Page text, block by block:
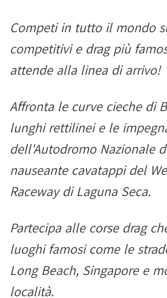
Competi in tutto il mondo
competitivi e drag più
attende alla linea di arrivo!
Affronta le curve cieche di
lunghi rettilinei e le
dell'Autodromo Nazionale
nauseante cavatappi del
Raceway di Laguna Seca.
Partecipa alle corse drag
luoghi famosi come le
Long Beach, Singapore e
località.